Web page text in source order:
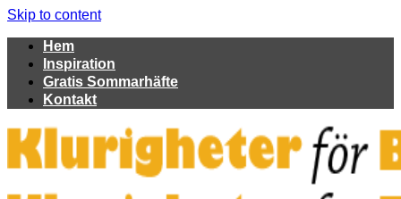
Skip to content
Hem
Inspiration
Gratis Sommarhäfte
Kontakt